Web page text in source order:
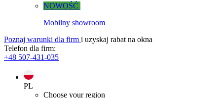
NOWOŚĆ
Mobilny showroom
Poznaj warunki dla firm i uzyskaj rabat na okna
Telefon dla firm:
+48 507-431-035
PL
Choose your region